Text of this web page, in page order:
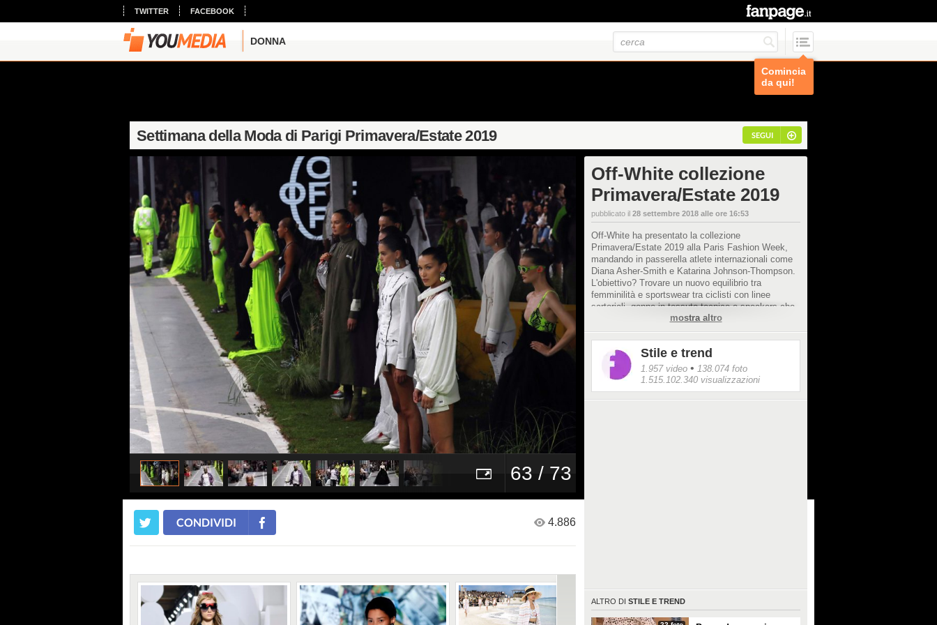
TWITTER FACEBOOK
DONNA
Comincia
da qui!
Settimana della Moda di Parigi Primavera/Estate 2019 SEGUI
63 / 73
Off-White collezione
Primavera/Estate 2019
pubblicato il 28 settembre 2018 alle ore 16:53
Off-White ha presentato la collezione
Primavera/Estate 2019 alla Paris Fashion Week,
mandando in passerella atlete internazionali come
Diana Asher-Smith e Katarina Johnson-Thompson.
L'obiettivo? Trovare un nuovo equilibrio tra
femminilità e sportswear tra ciclisti con linee
sartoriali, gonne in tessuto tecnico e sneakers che
si trasformano in sandali con il tacco.
mostra altro
Stile e trend
1.957 video • 138.074 foto
1.515.102.340 visualizzazioni
ALTRO DI STILE E TREND
CONDIVIDI 4.886